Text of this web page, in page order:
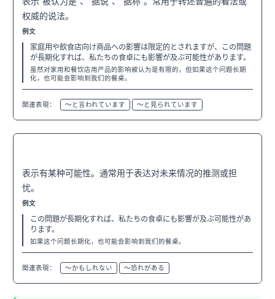
权威的说法。
例文
家庭用や飲食店向け商品への影響は限定的とされますが、この問題
が長期化すれば、私たちの食卓にも影響が及ぶ可能性があります。
虽然对家用和餐饮店用产品的影响被认为是有限的，但如果这个问题长期
化，也可能会影响到我们的餐桌。
関連表現： 〜と言われています 〜と見られています
表示有某种可能性。通常用于表达对未来情况的推测或担
忧。
例文
この問題が長期化すれば、私たちの食卓にも影響が及ぶ可能性があ
ります。
如果这个问题长期化，也可能会影响到我们的餐桌。
関連表現： 〜かもしれない 〜恐れがある